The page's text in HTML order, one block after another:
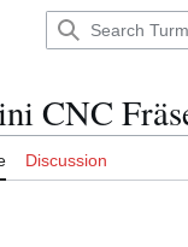
CNC
Discussion